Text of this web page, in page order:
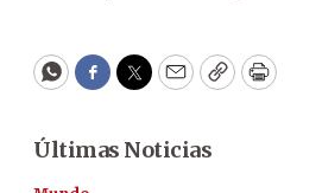
WhatsApp
Facebook
Twitter
EmailCopyPrint
Últimas Noticias